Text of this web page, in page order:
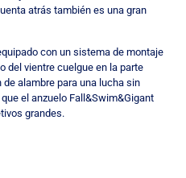
atrás también es una gran
con un sistema de montaje
del vientre cuelgue en la parte
alambre para una lucha sin
el anzuelo Fall&Swim&Gigant
grandes.